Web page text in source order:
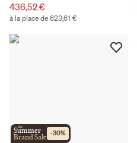
436,52 €
à la place de 623,61 €
the
Summer
Brand Sale -30%